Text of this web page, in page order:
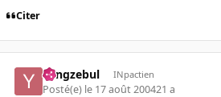
Citer
Yangzebul INpactien
Posté(e) le 17 août 200421 a